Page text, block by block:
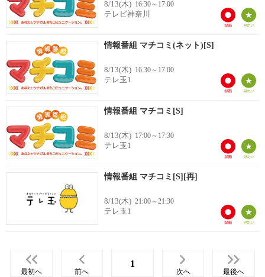
8/13(木) 16:30～17:00
テレビ神奈川
情報番組 マチコミ(ネット)[S]
8/13(木) 16:30～17:00
テレ玉1
情報番組 マチコミ[S]
8/13(木) 17:00～17:30
テレ玉1
情報番組 マチコミ[S][再]
8/13(木) 21:00～21:30
テレ玉1
最初へ 前へ
1
次へ 最後へ